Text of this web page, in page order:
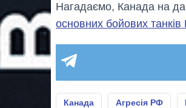
Нагадаємо, Канада на
основних бойових танків
Канада Агресія РФ